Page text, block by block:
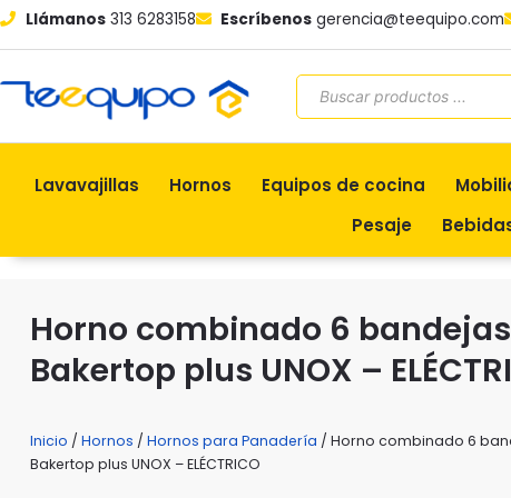
al
contenido
Llámanos313 6283158 Escríbenos gerencia@teequipo.com
Búsqueda
productos
Lavavajillas Hornos Equipos de cocina
Pesaje
Horno combinado 6 bandejas
Bakertop plus UNOX –
Inicio / Hornos / Hornos para Panadería / Horno combinado 6
Bakertop plus UNOX – ELÉCTRICO